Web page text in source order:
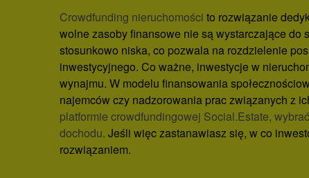
Crowdfunding nieruchomości to rozwiązanie
wolne zasoby finansowe nie są wystarczające do
stosunkowo niska, co pozwala na rozdzielenie
inwestycyjnego. Co ważne, inwestycje w
wynajmu. W modelu finansowania
najemców czy nadzorowania prac związanych z
platformie crowdfundingowej Social.Estate,
dochodu. Jeśli więc zastanawiasz się, w co
rozwiązaniem.